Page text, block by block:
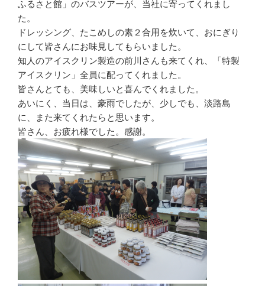
ふるさと館」のバスツアーが、当社に寄ってくれまし
た。
ドレッシング、たこめしの素２合用を炊いて、おにぎり
にして皆さんにお味見してもらいました。
知人のアイスクリン製造の前川さんも来てくれ、「特製
アイスクリン」全員に配ってくれました。
皆さんとても、美味しいと喜んでくれました。
あいにく、当日は、豪雨でしたが、少しでも、淡路島
に、また来てくれたらと思います。
皆さん、お疲れ様でした。感謝。